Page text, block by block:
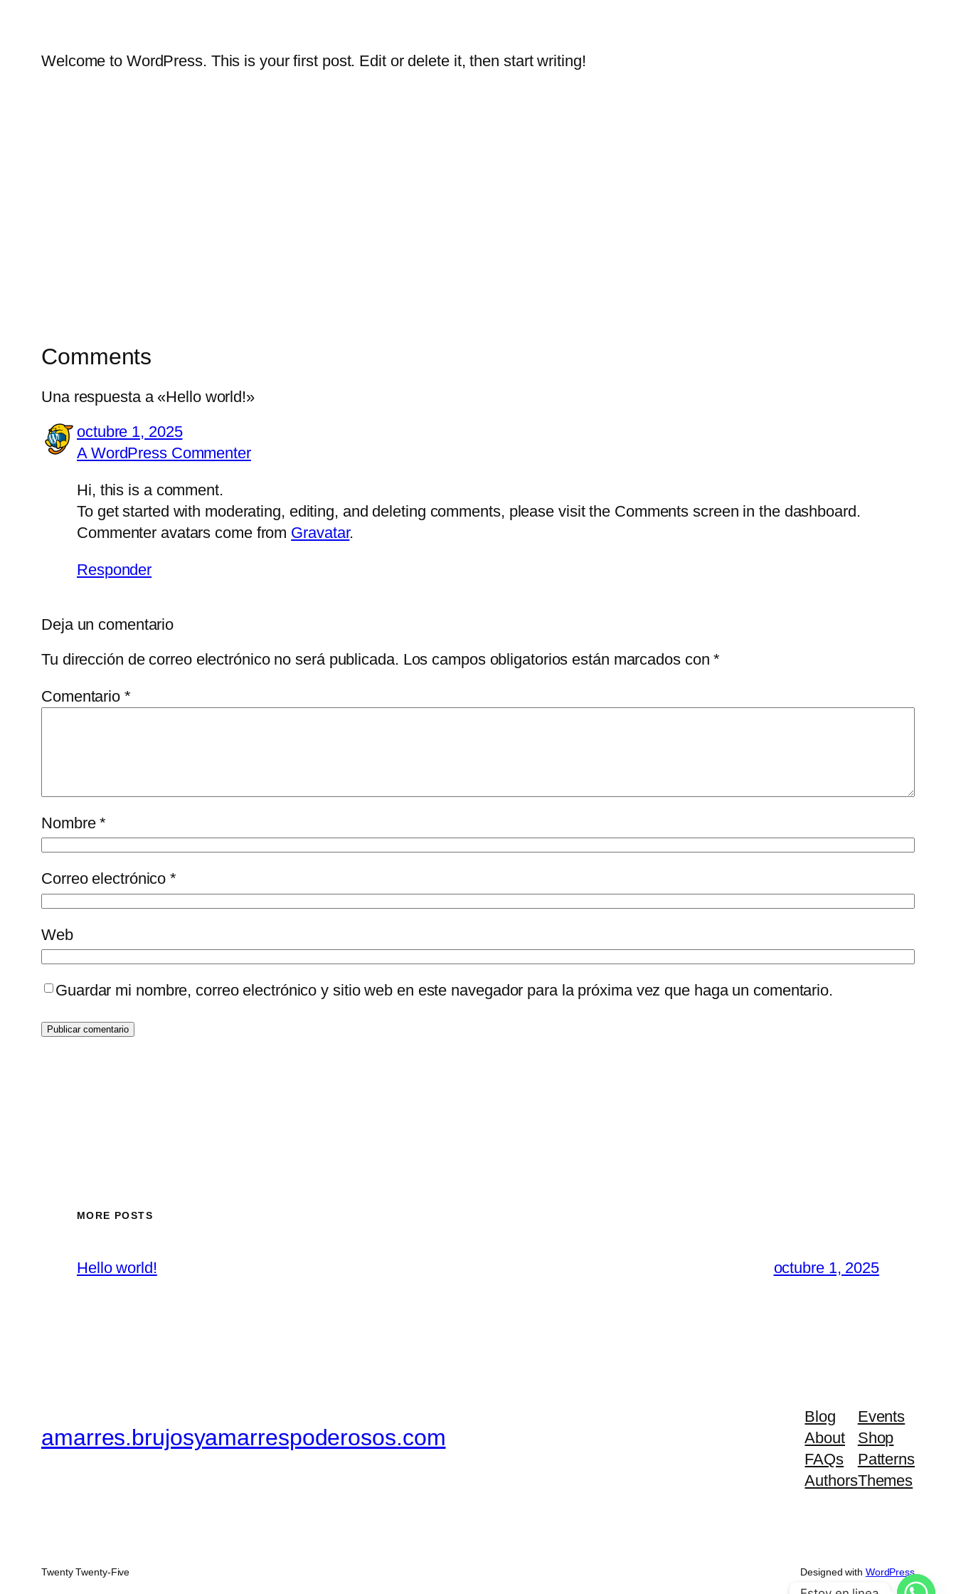
Welcome to WordPress. This is your first post. Edit or delete it, then start writing!
Comments
Una respuesta a «Hello world!»
octubre 1, 2025
A WordPress Commenter
Hi, this is a comment.
To get started with moderating, editing, and deleting comments, please visit the Comments screen in the dashboard.
Commenter avatars come from Gravatar.
Responder
Deja un comentario
Tu dirección de correo electrónico no será publicada. Los campos obligatorios están marcados con*
Comentario *
Nombre*
Correo electrónico*
Web
Guardar mi nombre, correo electrónico y sitio web en este navegador para la próxima vez que haga un comentario.
MORE POSTS
Hello world! octubre 1, 2025
amarres.brujosyamarrespoderosos.com
Blog
About
FAQs
Authors
Events
Shop
Patterns
Themes
Twenty Twenty-Five Designed with WordPress